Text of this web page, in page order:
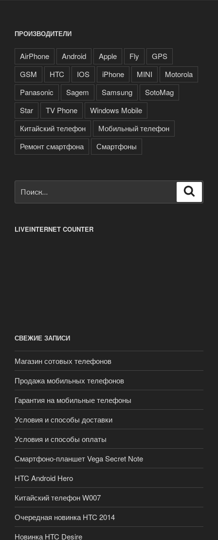
ПРОИЗВОДИТЕЛИ
AirPhone Android Apple Fly
GPS
GSM
HTC IOS iPhone MINI
Motorola
Panasonic
Sagem Samsung
SotoMag
Star
TV Phone
Windows Mobile
Китайский телефон
Мобильный телефон
Ремонт смартфона
Смартфоны
LIVEINTERNET COUNTER
СВЕЖИЕ ЗАПИСИ
Магазин сотовых телефонов
Продажа мобильных телефонов
Гарантия на мобильные телефоны
Условия и способы доставки
Условия и способы оплаты
Смартфоно-планшет Vega Secret Note
HTC Android Hero
Китайский телефон W007
Очередная новинка HTC 2014
Новинка HTC Desire